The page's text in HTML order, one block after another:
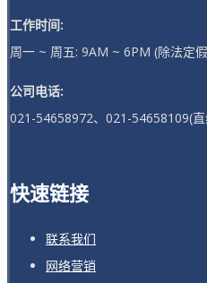
工作时间:
周一 ~ 周五: 9AM ~ 6PM (除法定
公司电话:
021-54658972、021-54658109(
快速链接
联系我们
网络营销